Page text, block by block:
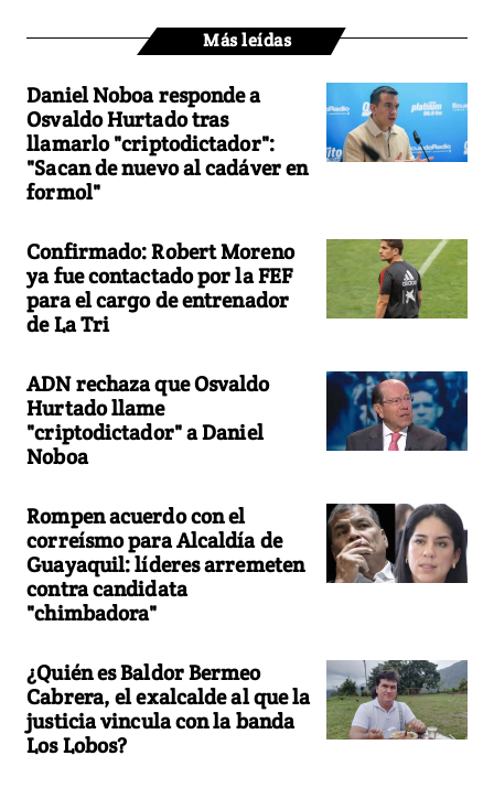
Más leídas
Daniel Noboa responde a
Osvaldo Hurtado tras
llamarlo "criptodictador":
"Sacan de nuevo al cadáver en
formol"
Confirmado: Robert Moreno
ya fue contactado por la FEF
para el cargo de entrenador
de La Tri
ADN rechaza que Osvaldo
Hurtado llame
"criptodictador" a Daniel
Noboa
Rompen acuerdo con el
correísmo para Alcaldía de
Guayaquil: líderes arremeten
contra candidata
"chimbadora"
¿Quién es Baldor Bermeo
Cabrera, el exalcalde al que la
justicia vincula con la banda
Los Lobos?